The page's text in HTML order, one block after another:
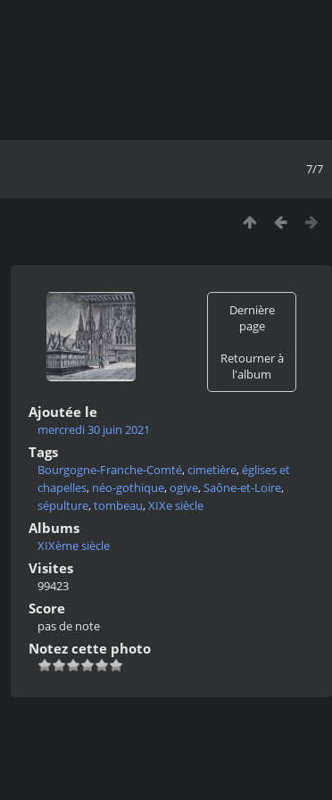
7/7
Dernière
page
Retourner à
l'album
Ajoutée le
mercredi 30 juin 2021
Tags
Bourgogne-Franche-Comté,cimetière,églises et
chapelles, néo-gothique,ogive,Saône-et-Loire,
sépulture,tombeau,XIXe siècle
Albums
XIXème siècle
Visites
99423
Score
pas de note
Notez cette photo